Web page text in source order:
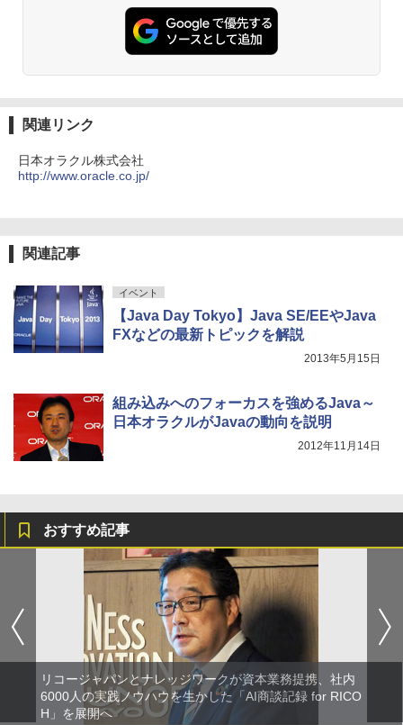
関連リンク
日本オラクル株式会社
http://www.oracle.co.jp/
関連記事
イベント
【Java Day Tokyo】Java SE/EEやJava
FXなどの最新トピックを解説
2013年5月15日
組み込みへのフォーカスを強めるJava～
日本オラクルがJavaの動向を説明
2012年11月14日
おすすめ記事
リコージャパンとナレッジワークが資本業務提携、社内
6000人の実践ノウハウを生かした「AI商談記録 for RICO
H」を展開へ